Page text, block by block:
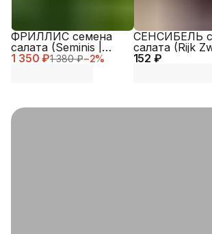
1 350 ₽1 380 ₽−2%
ФРИЛЛИС семена
салата (Seminis |
Alexagro)
152 ₽
СЕНСИБЕЛЬ
салата (Rijk
Alexagro)